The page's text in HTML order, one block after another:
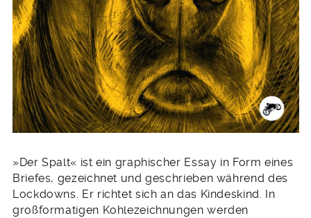
»Der Spalt« ist ein graphischer Essay in Form eines
Briefes, gezeichnet und geschrieben während des
Lockdowns. Er richtet sich an das Kindeskind. In
großformatigen Kohlezeichnungen werden